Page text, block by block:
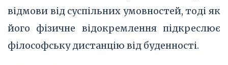
відмови від суспільних умовностей, тоді як
його фізичне відокремлення підкреслює
філософську дистанцію від буденності.